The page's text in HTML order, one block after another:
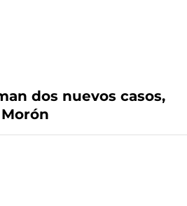
dos nuevos casos,